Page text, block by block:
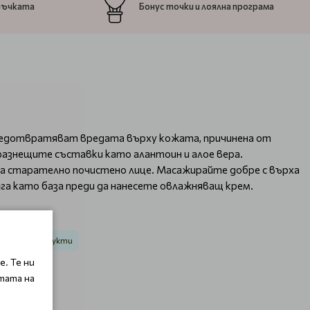
Бонус точки и лоялна програма
вредата върху кожата, причинена от
съставки като алантоин и алое вера.
старателно почистено лице. Масажирайте добре с върха
като база преди да нанесете овлажняващ крем.
продукти
Те ни
на